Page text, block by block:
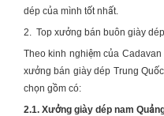
dép của mình tốt nhất.
2. Top xưởng bán buôn giày
Theo kinh nghiệm của
xưởng bán giày dép Trung
chọn gồm có:
2.1. Xưởng giày dép nam